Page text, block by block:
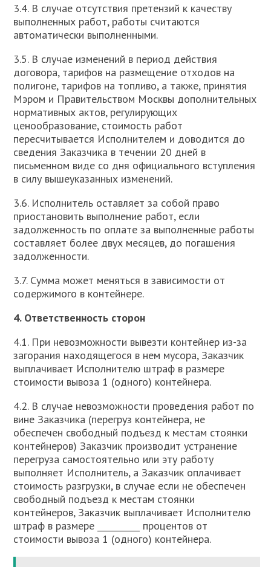
3.4. В случае отсутствия претензий к качеству
выполненных работ, работы считаются
автоматически выполненными.
3.5. В случае изменений в период действия
договора, тарифов на размещение отходов на
полигоне, тарифов на топливо, а также, принятия
Мэром и Правительством Москвы дополнительных
нормативных актов, регулирующих
ценообразование, стоимость работ
пересчитывается Исполнителем и доводится до
сведения Заказчика в течении 20 дней в
письменном виде со дня официального вступления
в силу вышеуказанных изменений.
3.6. Исполнитель оставляет за собой право
приостановить выполнение работ, если
задолженность по оплате за выполненные работы
составляет более двух месяцев, до погашения
задолженности.
3.7. Сумма может меняться в зависимости от
содержимого в контейнере.
4. Ответственность сторон
4.1. При невозможности вывезти контейнер из-за
загорания находящегося в нем мусора, Заказчик
выплачивает Исполнителю штраф в размере
стоимости вывоза 1 (одного) контейнера.
4.2. В случае невозможности проведения работ по
вине Заказчика (перегруз контейнера, не
обеспечен свободный подъезд к местам стоянки
контейнеров) Заказчик производит устранение
перегруза самостоятельно или эту работу
выполняет Исполнитель, а Заказчик оплачивает
стоимость разгрузки, в случае если не обеспечен
свободный подъезд к местам стоянки
контейнеров, Заказчик выплачивает Исполнителю
штраф в размере __________ процентов от
стоимости вывоза 1 (одного) контейнера.